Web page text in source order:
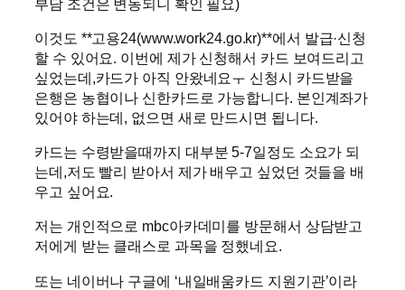
이것도 **고용24(www.work24.go.kr)**에서 발급·신청
할 수 있어요. 이번에 제가 신청해서 카드 보여드리고
싶었는데,카드가 아직 안왔네요ㅜ 신청시 카드받을
은행은 농협이나 신한카드로 가능합니다. 본인계좌가
있어야 하는데, 없으면 새로 만드시면 됩니다.
카드는 수령받을때까지 대부분 5-7일정도 소요가 되
는데,저도 빨리 받아서 제가 배우고 싶었던 것들을 배
우고 싶어요.
저는 개인적으로 mbc아카데미를 방문해서 상담받고
저에게 받는 클래스로 과목을 정했네요.
또는 네이버나 구글에 ‘내일배움카드 지원기관’이라